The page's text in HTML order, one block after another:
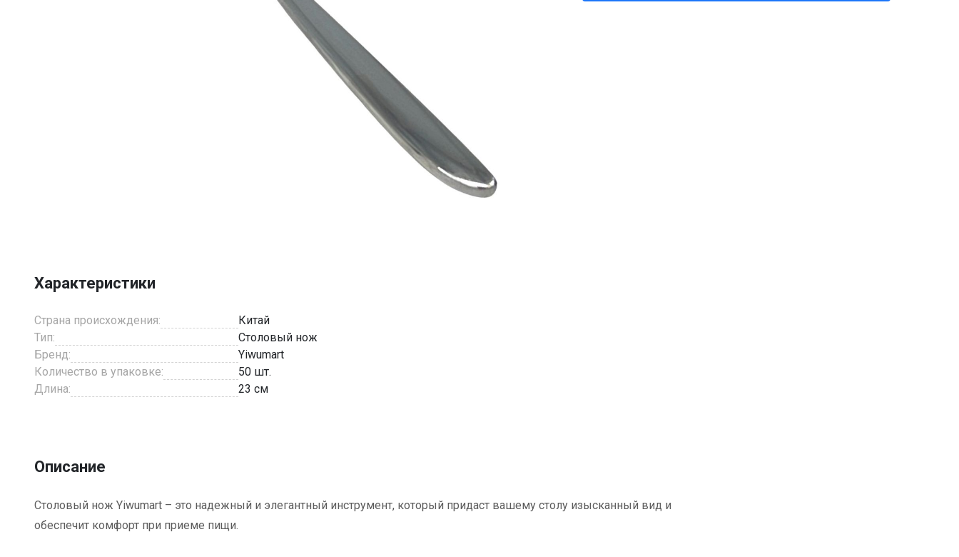
1
Характеристики
Страна происхождения:
Китай
Тип:
Столовый нож
Бренд:
Yiwumart
Количество в упаковке:
50 шт.
Длина:
23 см
Описание
Столовый нож Yiwumart – это надежный и элегантный инструмент, который придаст вашему столу изысканный вид и
обеспечит комфорт при приеме пищи.